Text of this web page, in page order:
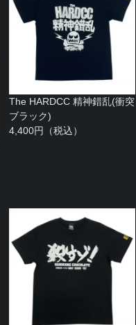
The HARDCC 精神錯乱(衝突
ブラック)
4,400円（税込）